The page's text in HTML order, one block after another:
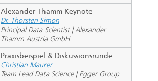
Alexander Thamm Keynote
Dr. Thorsten Simon
Principal Data Scientist | Alexander
Thamm Austria GmbH
Praxisbeispiel & Diskussionsrunde
Christian Maurer
Team Lead Data Science | Egger Group